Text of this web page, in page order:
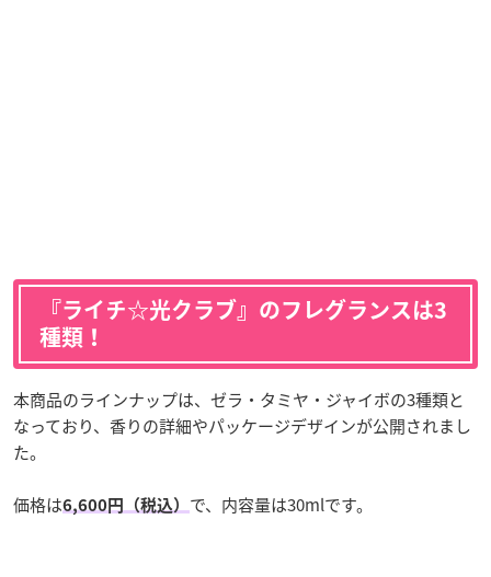
『ライチ☆光クラブ』のフレグランスは3
種類！
本商品のラインナップは、ゼラ・タミヤ・ジャイボの3種類と
なっており、香りの詳細やパッケージデザインが公開されまし
た。
価格は6,600円（税込） で、内容量は30mlです。